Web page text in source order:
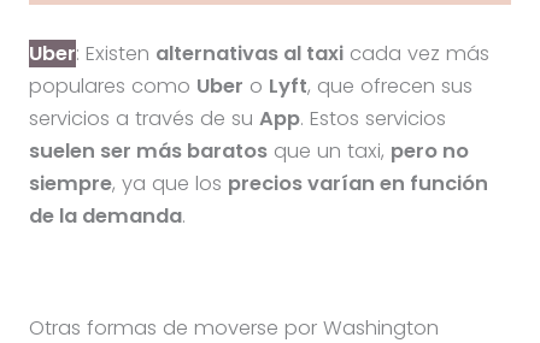
Uber: Existen alternativas al taxicada vez más
populares como Uber o Lyft, que ofrecen sus
servicios a través de su App. Estos servicios
suelen ser más baratosque un taxi, pero no
siempre, ya que los precios varían en función
de la demanda.
Otras formas de moverse por Washington